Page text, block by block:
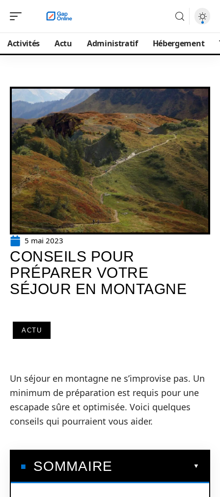
Activités Actu Administratif Hébergement
5 mai 2023
CONSEILS POUR
PRÉPARER VOTRE
SÉJOUR EN MONTAGNE
ACTU
Un séjour en montagne ne s’improvise pas. Un
minimum de préparation est requis pour une
escapade sûre et optimisée. Voici quelques
conseils qui pourraient vous aider.
SOMMAIRE